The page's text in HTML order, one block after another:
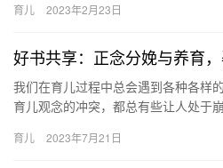
育儿 2023年2月23日
好书共享：正念分娩与养育
我们在育儿过程中总会遇到各种各样
育儿观念的冲突，都总有些让人处于
各种…
育儿 2023年7月21日